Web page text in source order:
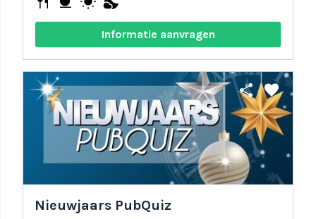
Informatie aanvragen
share favorite
Nieuwjaars PubQuiz